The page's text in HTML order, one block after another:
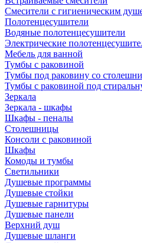
Смесители с гигиеническим
Полотенцесушители
Водяные полотенцесушители
Электрические
Мебель для ванной
Тумбы с раковиной
Тумбы под раковину со
Тумбы с раковиной под
Зеркала
Зеркала - шкафы
Шкафы - пеналы
Столешницы
Консоли с раковиной
Шкафы
Комоды и тумбы
Светильники
Душевые программы
Душевые стойки
Душевые гарнитуры
Душевые панели
Верхний душ
Душевые шланги